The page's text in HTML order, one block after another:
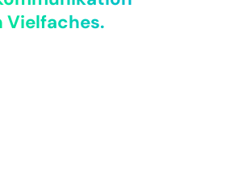
Vielfaches.